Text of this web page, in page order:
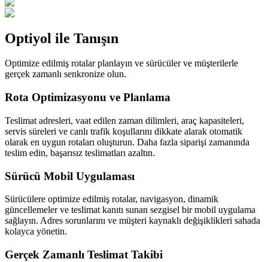
Optiyol ile Tanışın
Optimize edilmiş rotalar planlayın ve sürücüler ve müşterilerle
gerçek zamanlı senkronize olun.
Rota Optimizasyonu ve Planlama
Teslimat adresleri, vaat edilen zaman dilimleri, araç kapasiteleri,
servis süreleri ve canlı trafik koşullarını dikkate alarak otomatik
olarak en uygun rotaları oluşturun. Daha fazla siparişi zamanında
teslim edin, başarısız teslimatları azaltın.
Sürücü Mobil Uygulaması
Sürücülere optimize edilmiş rotalar, navigasyon, dinamik
güncellemeler ve teslimat kanıtı sunan sezgisel bir mobil uygulama
sağlayın. Adres sorunlarını ve müşteri kaynaklı değişiklikleri sahada
kolayca yönetin.
Gerçek Zamanlı Teslimat Takibi